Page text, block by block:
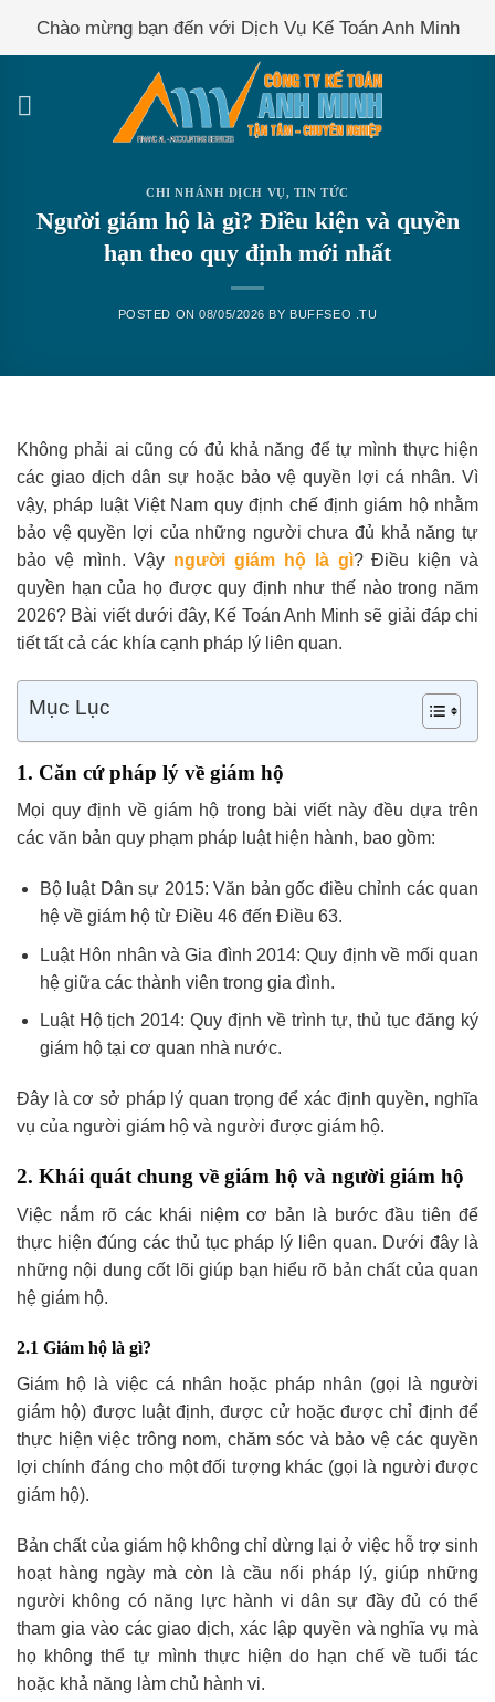
Chào mừng bạn đến với Dịch Vụ Kế Toán Anh Minh
CHI NHÁNH DỊCH VỤ, TIN TỨC
Người giám hộ là gì? Điều kiện và quyền
hạn theo quy định mới nhất
POSTED ON08/05/2026 BY BUFFSEO .TU
Không phải ai cũng có đủ khả năng để tự mình thực hiện
các giao dịch dân sự hoặc bảo vệ quyền lợi cá nhân. Vì
vậy, pháp luật Việt Nam quy định chế định giám hộ nhằm
bảo vệ quyền lợi của những người chưa đủ khả năng tự
bảo vệ mình. Vậy người giám hộ là gì? Điều kiện và
quyền hạn của họ được quy định như thế nào trong năm
2026? Bài viết dưới đây, Kế Toán Anh Minh sẽ giải đáp chi
tiết tất cả các khía cạnh pháp lý liên quan.
Mục Lục
1. Căn cứ pháp lý về giám hộ
Mọi quy định về giám hộ trong bài viết này đều dựa trên
các văn bản quy phạm pháp luật hiện hành, bao gồm:
Bộ luật Dân sự 2015: Văn bản gốc điều chỉnh các quan
hệ về giám hộ từ Điều 46 đến Điều 63.
Luật Hôn nhân và Gia đình 2014: Quy định về mối quan
hệ giữa các thành viên trong gia đình.
Luật Hộ tịch 2014: Quy định về trình tự, thủ tục đăng ký
giám hộ tại cơ quan nhà nước.
Đây là cơ sở pháp lý quan trọng để xác định quyền, nghĩa
vụ của người giám hộ và người được giám hộ.
2. Khái quát chung về giám hộ và người giám hộ
Việc nắm rõ các khái niệm cơ bản là bước đầu tiên để
thực hiện đúng các thủ tục pháp lý liên quan. Dưới đây là
những nội dung cốt lõi giúp bạn hiểu rõ bản chất của quan
hệ giám hộ.
2.1 Giám hộ là gì?
Giám hộ là việc cá nhân hoặc pháp nhân (gọi là người
giám hộ) được luật định, được cử hoặc được chỉ định để
thực hiện việc trông nom, chăm sóc và bảo vệ các quyền
lợi chính đáng cho một đối tượng khác (gọi là người được
giám hộ).
Bản chất của giám hộ không chỉ dừng lại ở việc hỗ trợ sinh
hoạt hàng ngày mà còn là cầu nối pháp lý, giúp những
người không có năng lực hành vi dân sự đầy đủ có thể
tham gia vào các giao dịch, xác lập quyền và nghĩa vụ mà
họ không thể tự mình thực hiện do hạn chế về tuổi tác
hoặc khả năng làm chủ hành vi.